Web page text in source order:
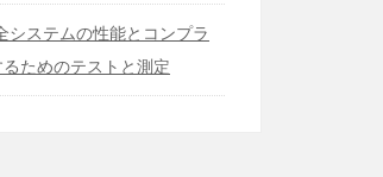
システムの性能とコンプラ
ためのテストと測定